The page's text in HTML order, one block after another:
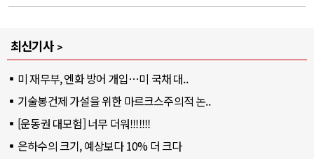
최신기사
미 재무부, 엔화 방어 개입…미 국채 대..
기술봉건제 가설을 위한 마르크스주의적 논..
[운동권 대모험] 너무 더워!!!!!!!
은하수의 크기, 예상보다 10% 더 크다